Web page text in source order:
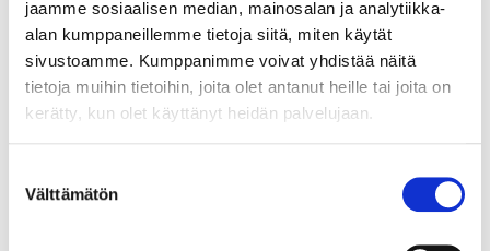
jaamme sosiaalisen median, mainosalan ja analytiikka-
alan kumppaneillemme tietoja siitä, miten käytät
sivustoamme. Kumppanimme voivat yhdistää näitä
tietoja muihin tietoihin, joita olet antanut heille tai joita on
kerätty, kun olet käyttänyt heidän palvelujaan.
valinta
Välttämätön